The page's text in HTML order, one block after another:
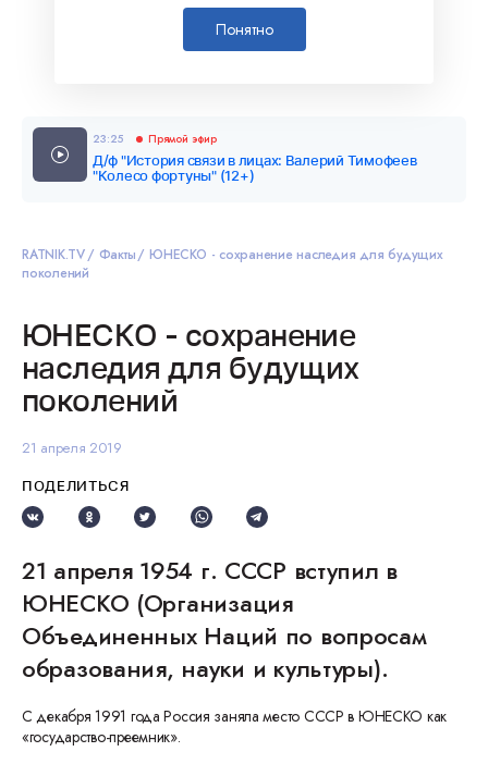
Понятно
23:25 Прямой эфир
Д/ф "История связи в лицах: Валерий Тимофеев
"Колесо фортуны" (12+)
RATNIK.TV Факты
ЮНЕСКО - сохранение наследия для будущих
поколений
ЮНЕСКО - сохранение
наследия для будущих
поколений
21 апреля 2019
ПОДЕЛИТЬСЯ
21 апреля 1954 г. СССР вступил в
ЮНЕСКО (Организация
Объединенных Наций по вопросам
образования, науки и культуры).
С декабря 1991 года Россия заняла место СССР в ЮНЕСКО как
«государство-преемник».